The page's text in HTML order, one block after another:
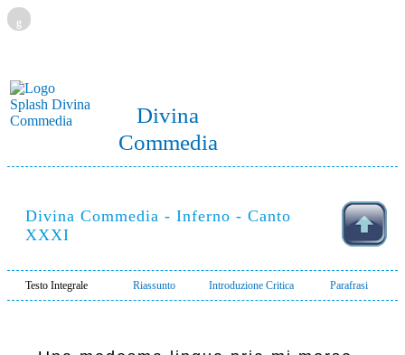
g
Divina
Commedia
Divina Commedia - Inferno - Canto
XXXI
Testo Integrale Riassunto Introduzione Critica Parafrasi